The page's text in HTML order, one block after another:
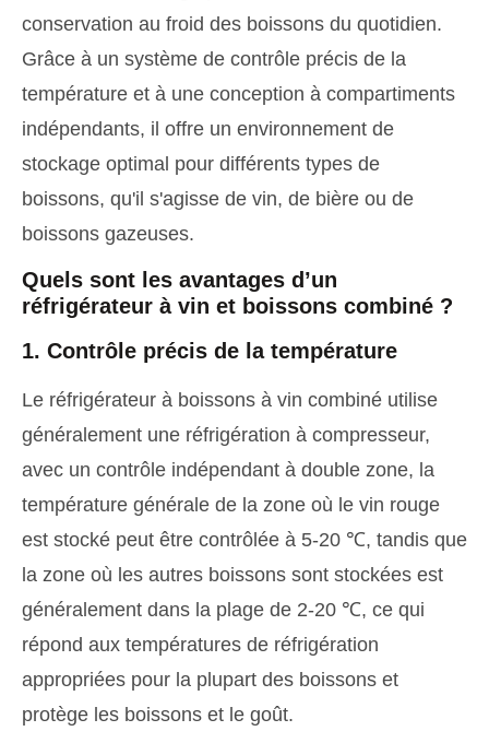
conservation au froid des boissons du quotidien.
Grâce à un système de contrôle précis de la
température et à une conception à compartiments
indépendants, il offre un environnement de
stockage optimal pour différents types de
boissons, qu'il s'agisse de vin, de bière ou de
boissons gazeuses.
Quels sont les avantages d’un
réfrigérateur à vin et boissons combiné ?
1. Contrôle précis de la température
Le réfrigérateur à boissons à vin combiné utilise
généralement une réfrigération à compresseur,
avec un contrôle indépendant à double zone, la
température générale de la zone où le vin rouge
est stocké peut être contrôlée à 5-20 ℃, tandis que
la zone où les autres boissons sont stockées est
généralement dans la plage de 2-20 ℃, ce qui
répond aux températures de réfrigération
appropriées pour la plupart des boissons et
protège les boissons et le goût.